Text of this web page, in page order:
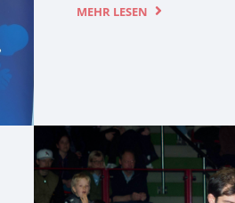
MEHR LESEN